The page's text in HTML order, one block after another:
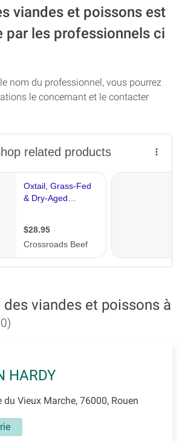
viandes et poissons est
par les professionnels ci
nom du professionnel, vous pourrez
le concernant et le contacter
des viandes et poissons à
HARDY
du Vieux Marche, 76000, Rouen